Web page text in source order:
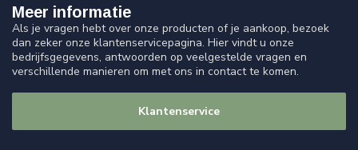
Meer informatie
Als je vragen hebt over onze producten of je aankoop, bezoek
dan zeker onze klantenservicepagina. Hier vindt u onze
bedrijfsgegevens, antwoorden op veelgestelde vragen en
verschillende manieren om met ons in contact te komen.
Klantenservice